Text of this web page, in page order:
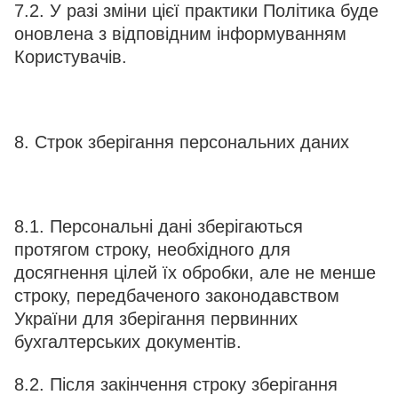
7.2. У разі зміни цієї практики Політика буде
оновлена з відповідним інформуванням
Користувачів.
8. Строк зберігання персональних даних
8.1. Персональні дані зберігаються
протягом строку, необхідного для
досягнення цілей їх обробки, але не менше
строку, передбаченого законодавством
України для зберігання первинних
бухгалтерських документів.
8.2. Після закінчення строку зберігання